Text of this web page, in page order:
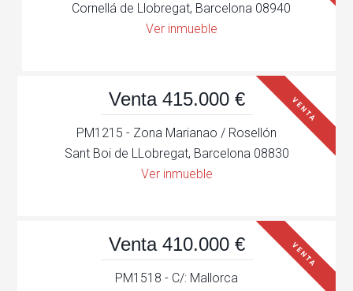
Cornellá de Llobregat, Barcelona 08940
Ver inmueble
Venta 415.000 € VENTA
PM1215 - Zona Marianao / Rosellón
Sant Boi de LLobregat, Barcelona 08830
Ver inmueble
Venta 410.000 € VENTA
PM1518 - C/: Mallorca